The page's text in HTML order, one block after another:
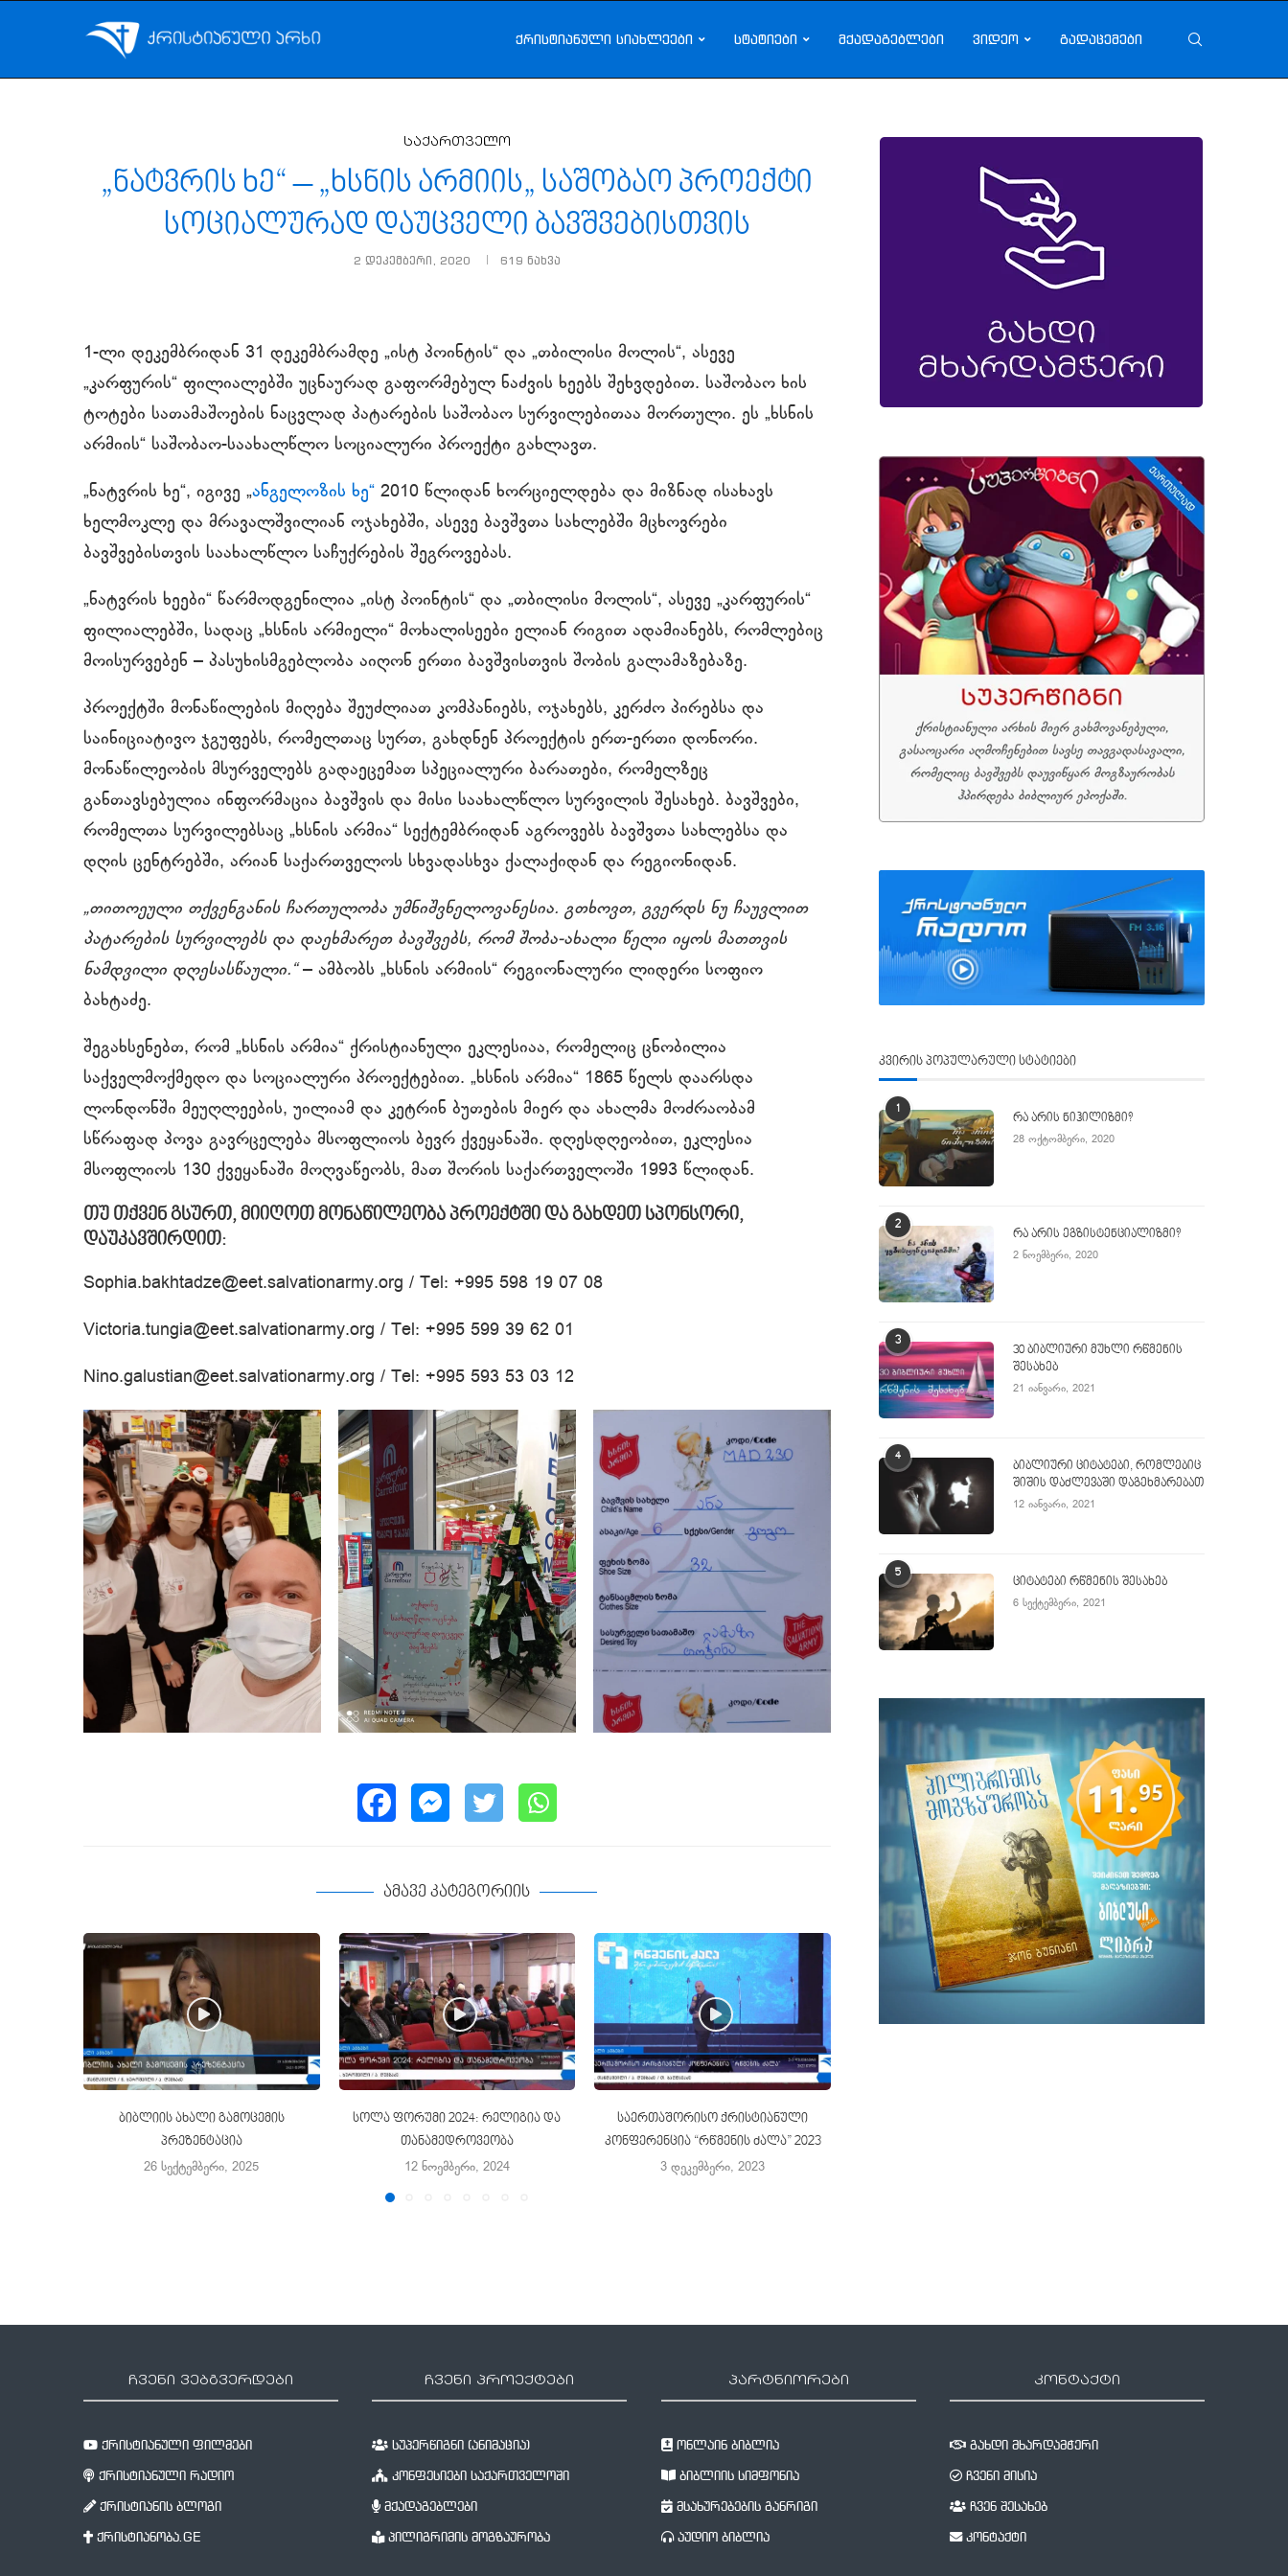
ქრისტიანული სიახლეები სტატიები მქადაგებლები ვიდეო გადაცემები
საქართველო
„ნატვრის ხე“ – „ხსნის არმიის„ საშობაო პროექტი
სოციალურად დაუცველი ბავშვებისთვის
2 დეკემბერი, 2020 619 ნახვა
1-ლი დეკემბრიდან 31 დეკემბრამდე „ისტ პოინტის“ და „თბილისი მოლის“, ასევე
„კარფურის“ ფილიალებში უცნაურად გაფორმებულ ნაძვის ხეებს შეხვდებით. საშობაო ხის
ტოტები სათამაშოების ნაცვლად პატარების საშობაო სურვილებითაა მორთული. ეს „ხსნის
არმიის“ საშობაო-საახალწლო სოციალური პროექტი გახლავთ.
„ნატვრის ხე“, იგივე „ანგელოზის ხე“ 2010 წლიდან ხორციელდება და მიზნად ისახავს
ხელმოკლე და მრავალშვილიან ოჯახებში, ასევე ბავშვთა სახლებში მცხოვრები
ბავშვებისთვის საახალწლო საჩუქრების შეგროვებას.
„ნატვრის ხეები“ წარმოდგენილია „ისტ პოინტის“ და „თბილისი მოლის“, ასევე „კარფურის“
ფილიალებში, სადაც „ხსნის არმიელი“ მოხალისეები ელიან რიგით ადამიანებს, რომლებიც
მოისურვებენ – პასუხისმგებლობა აიღონ ერთი ბავშვისთვის შობის გალამაზებაზე.
პროექტში მონაწილების მიღება შეუძლიათ კომპანიებს, ოჯახებს, კერძო პირებსა და
საინიციატივო ჯგუფებს, რომელთაც სურთ, გახდნენ პროექტის ერთ-ერთი დონორი.
მონაწილეობის მსურველებს გადაეცემათ სპეციალური ბარათები, რომელზეც
განთავსებულია ინფორმაცია ბავშვის და მისი საახალწლო სურვილის შესახებ. ბავშვები,
რომელთა სურვილებსაც „ხსნის არმია“ სექტემბრიდან აგროვებს ბავშვთა სახლებსა და
დღის ცენტრებში, არიან საქართველოს სხვადასხვა ქალაქიდან და რეგიონიდან.
„თითოეული თქვენგანის ჩართულობა უმნიშვნელოვანესია. გთხოვთ, გვერდს ნუ ჩაუვლით
პატარების სურვილებს და დაეხმარეთ ბავშვებს, რომ შობა-ახალი წელი იყოს მათთვის
ნამდვილი დღესასწაული.“– ამბობს „ხსნის არმიის“ რეგიონალური ლიდერი სოფიო
ბახტაძე.
შეგახსენებთ, რომ „ხსნის არმია“ ქრისტიანული ეკლესიაა, რომელიც ცნობილია
საქველმოქმედო და სოციალური პროექტებით. „ხსნის არმია“ 1865 წელს დაარსდა
ლონდონში მეუღლეების, უილიამ და კეტრინ ბუთების მიერ და ახალმა მოძრაობამ
სწრაფად პოვა გავრცელება მსოფლიოს ბევრ ქვეყანაში. დღესდღეობით, ეკლესია
მსოფლიოს 130 ქვეყანაში მოღვაწეობს, მათ შორის საქართველოში 1993 წლიდან.
თუ თქვენ გსურთ, მიიღოთ მონაწილეობა პროექტში და გახდეთ სპონსორი,
დაუკავშირდით:
Sophia.bakhtadze@eet.salvationarmy.org / Tel: +995 598 19 07 08
Victoria.tungia@eet.salvationarmy.org / Tel: +995 599 39 62 01
Nino.galustian@eet.salvationarmy.org / Tel: +995 593 53 03 12
ამავე კატეგორიის
ბიბლიის ახალი გამოცემის
პრეზენტაცია
26 სექტემბერი, 2025
სოლა ფორუმი 2024: რელიგია და
თანამედროვეობა
12 ნოემბერი, 2024
საერთაშორისო ქრისტიანული
კონფერენცია “რწმენის ძალა” 2023
3 დეკემბერი, 2023
კვირის პოპულარული სტატიები
1
რა არის ნიჰილიზმი?
28 ოქტომბერი, 2020
2
რა არის ეგზისტენციალიზმი?
2 ნოემბერი, 2020
3
30 ბიბლიური მუხლი რწმენის
შესახებ
21 იანვარი, 2021
4
ბიბლიური ციტატები, რომლებიც
შიშის დაძლევაში დაგეხმარებათ
12 იანვარი, 2021
5
ციტატები რწმენის შესახებ
6 სექტემბერი, 2021
ჩვენი ვებგვერდები
ქრისტიანული ფილმები
ქრისტიანული რადიო
ქრისტიანის ბლოგი
ქრისტიანობა.GE
ჩვენი პროექტები
სუპერწიგნი (ანიმაცია)
კონფესიები საქართველოში
მქადაგებლები
პილიგრიმის მოგზაურობა
პარტნიორები
ონლაინ ბიბლია
ბიბლიის სიმფონია
მსახურებების განრიგი
აუდიო ბიბლია
კონტაქტი
გახდი მხარდამჭერი
ჩვენი მისია
ჩვენ შესახებ
კონტაქტი